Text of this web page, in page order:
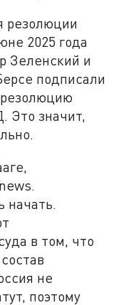
резолюции
2025 года
Зеленский и
подписали
Это значит,
начать.
в том, что
не
поэтому